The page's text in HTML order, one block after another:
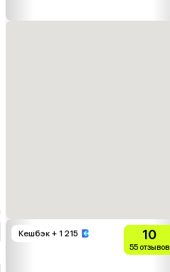
Кешбэк + 1 215 10
55 отзывов